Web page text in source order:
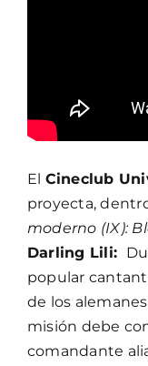
El Cineclub
proyecta,
moderno (IX):
Darling Lili:
popular
de los
misión debe
comandante